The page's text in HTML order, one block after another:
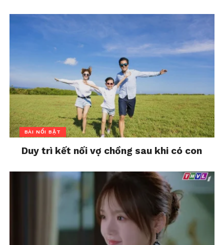
BÀI NỔI BẬT
Duy trì kết nối vợ chồng sau khi có con